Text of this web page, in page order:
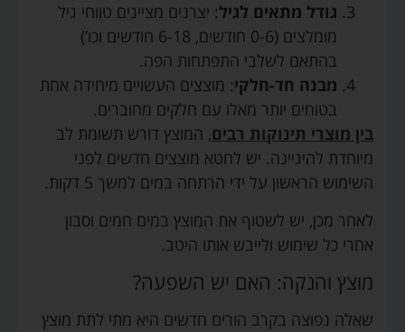
גודל מתאים לגיל: יצרנים מציינים טווחי גיל
מומלצים (0-6 חודשים, 6-18 חודשים וכו’)
בהתאם לשלבי התפתחות הפה.
מבנה חד-חלקי: מוצצים העשויים מיחידה אחת
בטוחים יותר מאלו עם חלקים מחוברים.
בין מוצרי תינוקות רבים, המוצץ דורש תשומת לב
מיוחדת להיגיינה. יש לחטא מוצצים חדשים לפני
השימוש הראשון על ידי הרתחה במים למשך 5 דקות.
לאחר מכן, יש לשטוף את המוצץ במים חמים וסבון
אחרי כל שימוש ולייבש אותו היטב.
מוצץ והנקה: האם יש השפעה?
שאלה נפוצה בקרב הורים חדשים היא מתי לתת מוצץ